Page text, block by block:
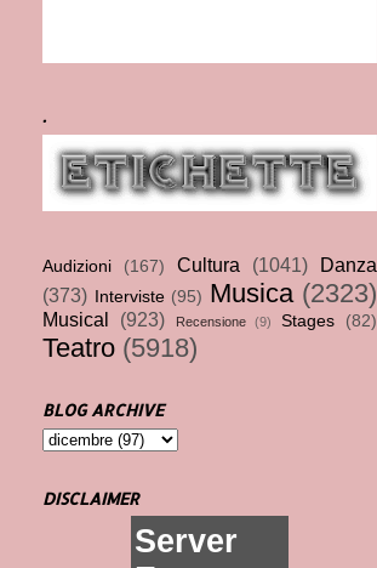
.
Audizioni (167) Cultura (1041)
Danza
(373)
Interviste (95) Musica (2323)
Musical (923) Recensione (9) Stages (82)
Teatro (5918)
BLOG ARCHIVE
DISCLAIMER